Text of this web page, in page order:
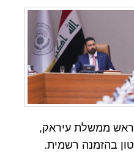
ממשלת עיראק,
בהזמנה רשמית.